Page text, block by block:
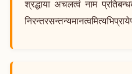
श्रद्धाया अचलत्वं नाम